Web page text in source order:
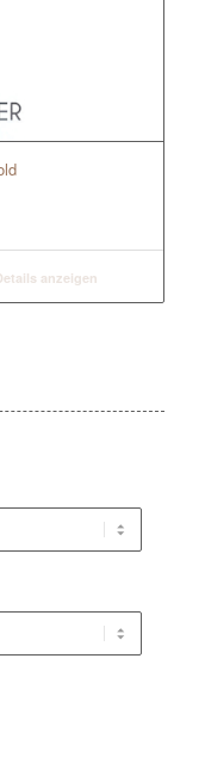
anzeigen